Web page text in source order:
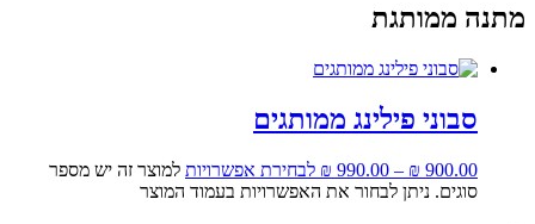
מתנה ממותגת
סבוני פילינג ממותגים
₪ 900.00
–
₪ 990.00 לבחירת אפשרויות למוצר זה יש מספר
סוגים. ניתן לבחור את האפשרויות בעמוד המוצר